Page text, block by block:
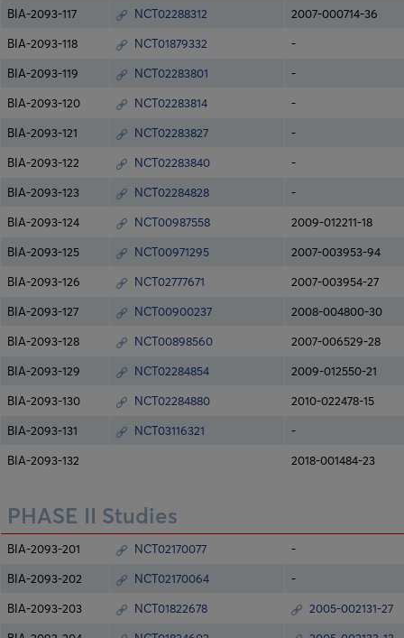
BIA-2093-117 NCT02288312 2007-000714-36
BIA-2093-118 NCT01879332 -
BIA-2093-119 NCT02283801 -
BIA-2093-120 NCT02283814 -
BIA-2093-121 NCT02283827 -
BIA-2093-122 NCT02283840 -
BIA-2093-123 NCT02284828 -
BIA-2093-124 NCT00987558 2009-012211-18
BIA-2093-125 NCT00971295 2007-003953-94
BIA-2093-126 NCT02777671 2007-003954-27
BIA-2093-127 NCT00900237 2008-004800-30
BIA-2093-128 NCT00898560 2007-006529-28
BIA-2093-129 NCT02284854 2009-012550-21
BIA-2093-130 NCT02284880 2010-022478-15
BIA-2093-131 NCT03116321 -
BIA-2093-132 2018-001484-23
PHASE II Studies
BIA-2093-201 NCT02170077 -
BIA-2093-202 NCT02170064 -
BIA-2093-203 NCT01822678 2005-002131-27